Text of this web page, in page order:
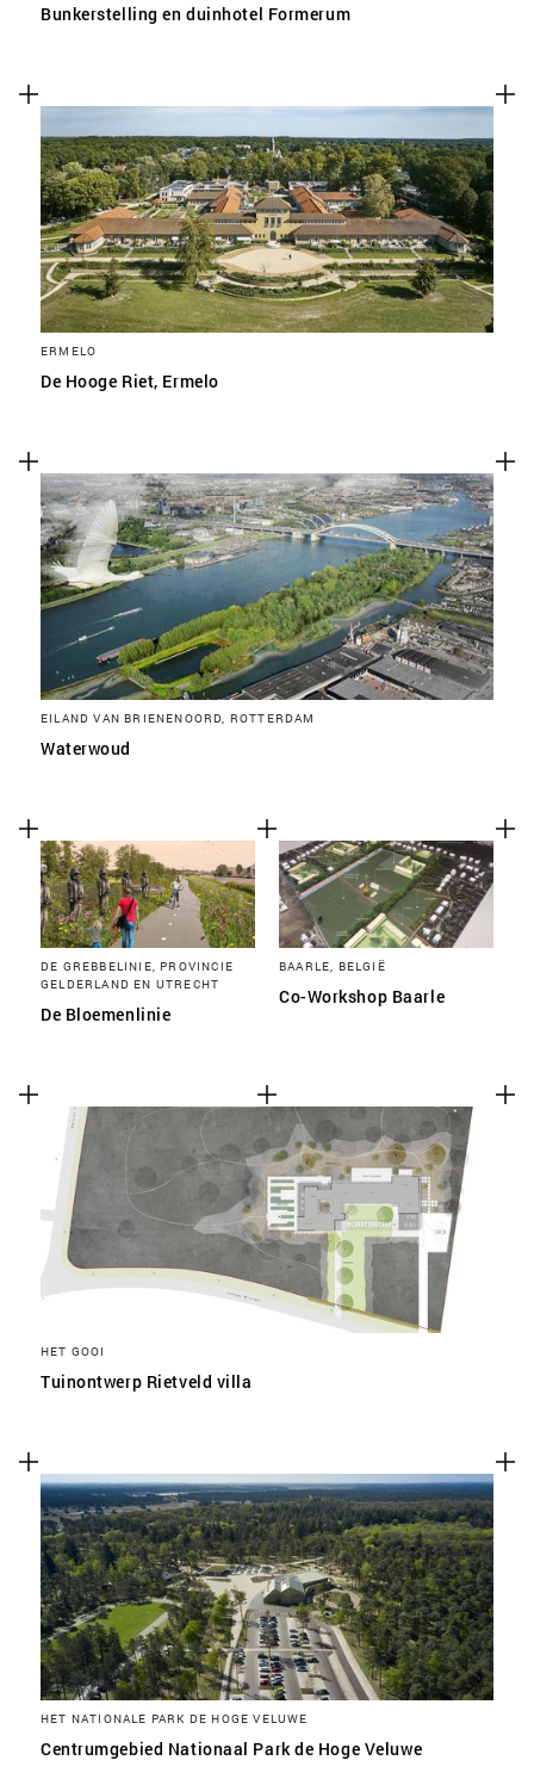
Bunkerstelling en duinhotel Formerum
ERMELO
De Hooge Riet, Ermelo
EILAND VAN BRIENENOORD, ROTTERDAM
Waterwoud
DE GREBBELINIE, PROVINCIE
GELDERLAND EN UTRECHT
De Bloemenlinie
BAARLE, BELGIË
Co-Workshop Baarle
HET GOOI
Tuinontwerp Rietveld villa
HET NATIONALE PARK DE HOGE VELUWE
Centrumgebied Nationaal Park de Hoge Veluwe